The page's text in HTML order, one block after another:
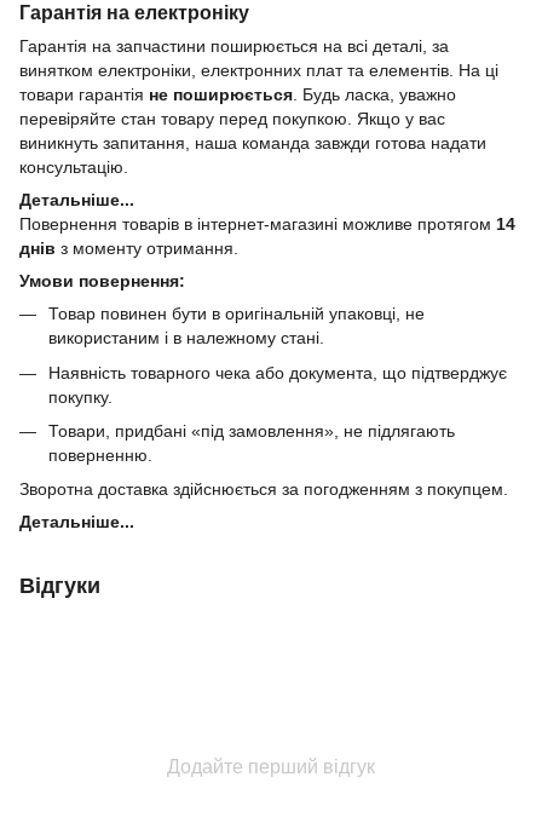
Гарантія на електроніку
Гарантія на запчастини поширюється на всі деталі, за
винятком електроніки, електронних плат та елементів. На ці
товари гарантія не поширюється . Будь ласка, уважно
перевіряйте стан товару перед покупкою. Якщо у вас
виникнуть запитання, наша команда завжди готова надати
консультацію.
Детальніше...
Повернення товарів в інтернет-магазині можливе протягом 14
днів з моменту отримання.
Умови повернення:
Товар повинен бути в оригінальній упаковці, не
використаним і в належному стані.
Наявність товарного чека або документа, що підтверджує
покупку.
Товари, придбані «під замовлення», не підлягають
поверненню.
Зворотна доставка здійснюється за погодженням з покупцем.
Детальніше...
Відгуки
Додайте перший відгук